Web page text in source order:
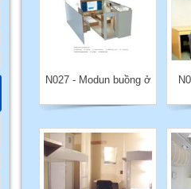
N027 - Modun buồng ở